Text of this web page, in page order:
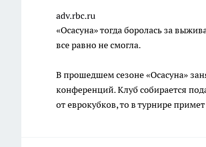
adv.rbc.ru
«Осасуна» тогда боролась за
все равно не смогла.
В прошедшем сезоне «Осасуна»
конференций. Клуб собирается
от еврокубков, то в турнире